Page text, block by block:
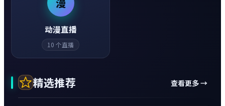
动漫直播
10 个直播
精选推荐 查看更多 →
动作